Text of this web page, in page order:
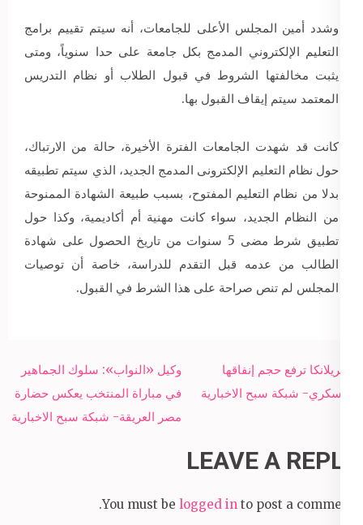
وشدد أمين المجلس الأعلى للجامعات، أنه سيتم تقييم برامج
التعليم الإلكتروني المدمج بكل جامعة على حدا سنوياً، ومتى
يثبت مخالفتها الشروط في قبول الطلاب أو نظام التدريس
المعتمد سيتم إيقاف القبول بها.
كانت قد شهدت الجامعات الفترة الأخيرة، حالة من الارتباك،
حول نظام التعليم الإلكترونى المدمج الجديد، الذي سيتم تطبيقه
بدلا من نظام التعليم المفتوح، بسبب طبيعة الشهادة الممنوحة
من النظام الجديد، سواء كانت مهنية أم أكاديمية، وكذا حول
تطبيق شرط مضى 5 سنوات من تاريخ الحصول على شهادة
الطالب من عدمه قبل التقدم للدراسة، خاصة أن توصيات
المجلس لم تنص صراحة على هذا الشرط في القبول.
Post
navigation
وكيل «النواب»: سلوك الجماهير
في مباراة المنتخب يعكس حضارة
مصر العريقة- شبكة سبح الاخبارية
سيريلانكا ترفع حجم إنفاقها
العسكري- شبكة سبح الاخبارية
LEAVE A REPLY
You must be logged in to post a comment.